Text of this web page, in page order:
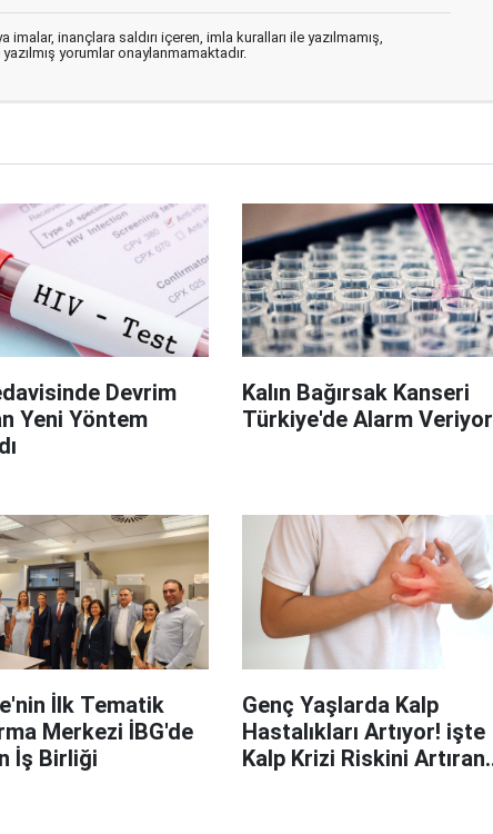
inançlara saldırı içeren, imla kuralları ile yazılmamış,
yorumlar onaylanmamaktadır.
Devrim
Yeni Yöntem
Kalın Bağırsak Kanseri
Türkiye'de Alarm Veriyor
İlk Tematik
Merkezi İBG'de
İş Birliği
Genç Yaşlarda Kalp
Hastalıkları Artıyor! işte
Kalp Krizi Riskini Artıran